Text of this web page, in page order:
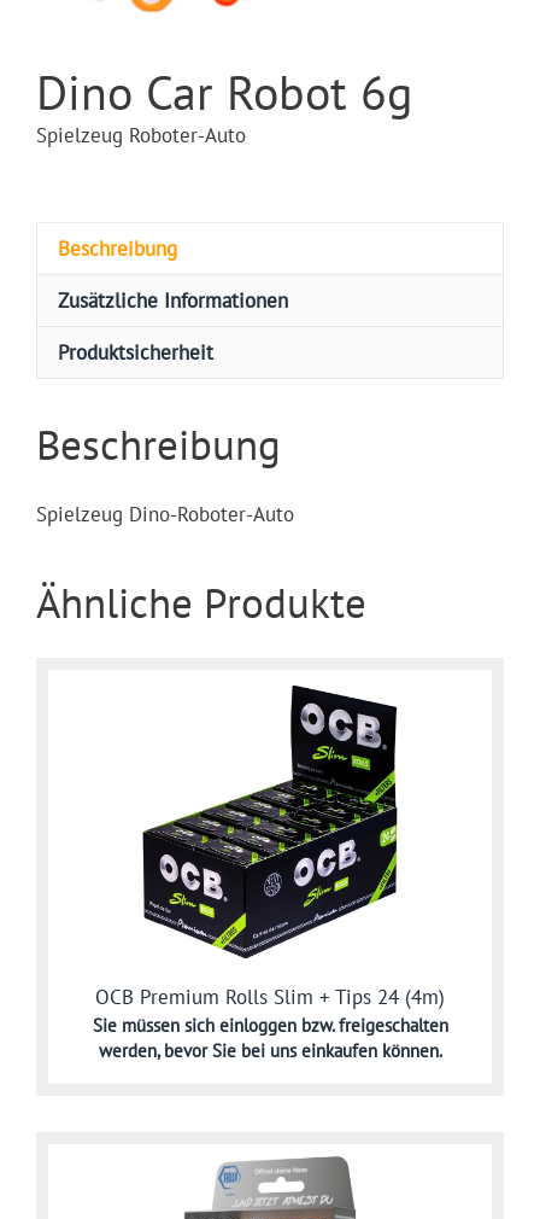
Dino Car Robot 6g
Spielzeug Roboter-Auto
Beschreibung
Zusätzliche Informationen
Produktsicherheit
Beschreibung
Spielzeug Dino-Roboter-Auto
Ähnliche Produkte
OCB Premium Rolls Slim + Tips 24 (4m)
Sie müssen sich einloggen bzw. freigeschalten
werden,bevor Sie bei uns einkaufen können.